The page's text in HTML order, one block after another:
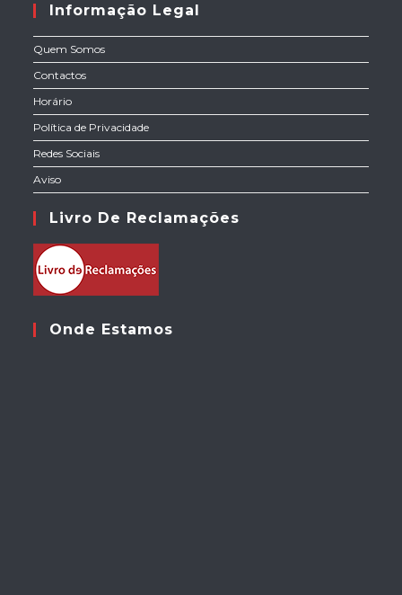
Informação Legal
Quem Somos
Contactos
Horário
Política de Privacidade
Redes Sociais
Aviso
Livro De Reclamações
Onde Estamos